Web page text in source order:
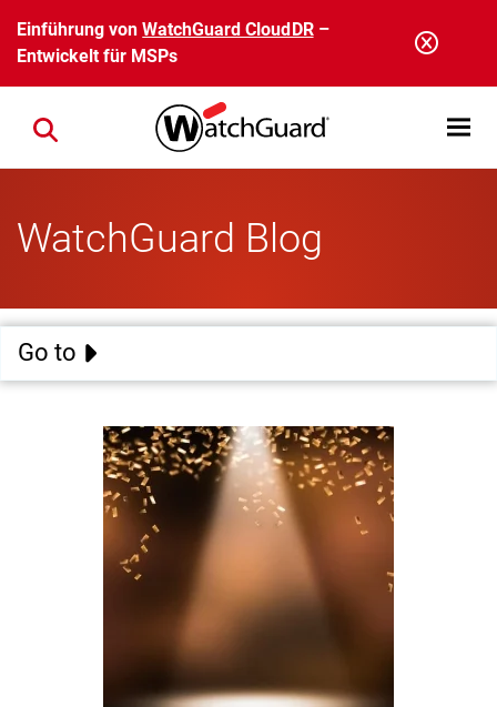
Direkt zum Inhalt
Einführung vonWatchGuard CloudDR–
Entwickelt für MSPs
Open
Close search
WatchGuard Blog
Go to